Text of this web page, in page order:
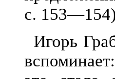
с.
Игорь